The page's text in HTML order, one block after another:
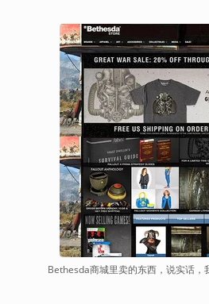
Bethesda商城里卖的东西，说实话，